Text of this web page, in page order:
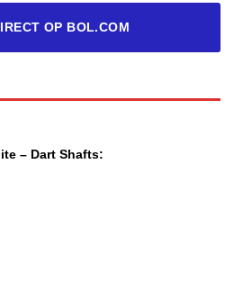
OP BOL.COM
– Dart Shafts: